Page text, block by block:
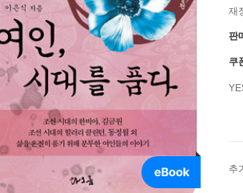
재
판
쿠
추